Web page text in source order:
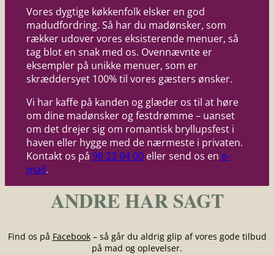
Vores dygtige køkkenfolk elsker en god
madudfordring. Så har du madønsker, som
rækker udover vores eksisterende menuer, så
tag blot en snak med os. Ovennævnte er
eksempler på unikke menuer, som er
skræddersyet 100% til vores gæsters ønsker.
Vi har kaffe på kanden og glæder os til at høre
om dine madønsker og festdrømme – uanset
om det drejer sig om romantisk bryllupsfest i
haven eller hygge med de nærmeste i privaten.
Kontakt os på 98 23 04 00eller send os en e-
mail.
ANDRE HAR SAGT
Find os på Facebook– så går du aldrig glip af vores gode tilbud
på mad og oplevelser.